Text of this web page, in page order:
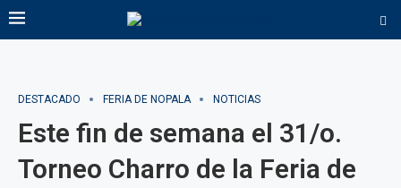
DESTACADO FERIA DE NOPALA NOTICIAS
Este fin de semana el 31/o.
Torneo Charro de la Feria de